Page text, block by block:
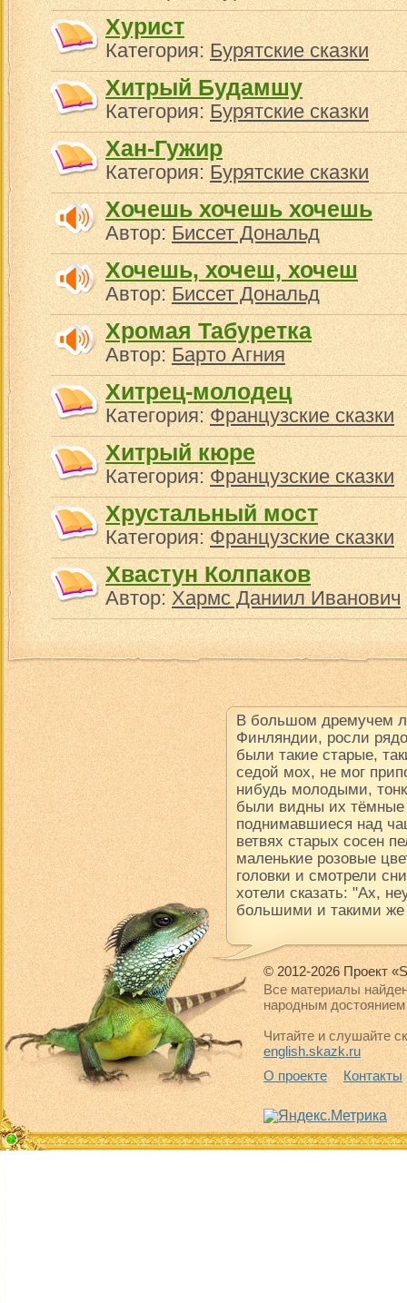
Хурист
Категория:Бурятские сказки
Хитрый Будамшу
Категория:Бурятские сказки
Хан-Гужир
Категория:Бурятские сказки
Хочешь хочешь хочешь
Автор:Биссет Дональд
Хочешь, хочеш, хочеш
Автор:Биссет Дональд
Хромая Табуретка
Автор:Барто Агния
Хитрец-молодец
Категория:Французские сказки
Хитрый кюре
Категория:Французские сказки
Хрустальный мост
Категория:Французские сказки
Хвастун Колпаков
Автор:Хармс Даниил Иванович
В большом дремучем
Финляндии, росли
были такие старые,
седой мох, не мог
нибудь молодыми,
были видны их
поднимавшиеся над
ветвях старых сосен
маленькие розовые
головки и смотрели
хотели сказать: "Ах,
большими и такими
© 2012-2026 Проект
Все материалы
народным достоянием
Читайте и слушайте
english.skazk.ru
О проекте
Контакты